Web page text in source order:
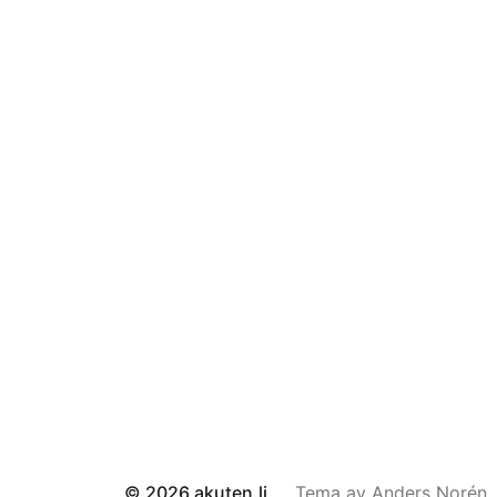
© 2026 akuten.li Tema av Anders Norén